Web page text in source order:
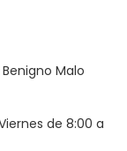
Malo
de 8:00 a